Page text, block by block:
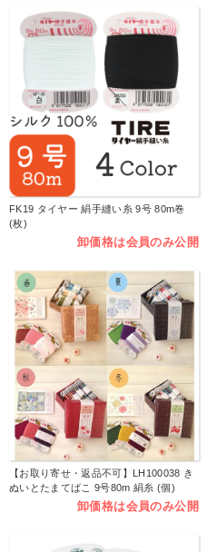
FK19 タイヤー 絹手縫い糸 9号 80m巻
(枚)
卸価格は会員のみ公開
【お取り寄せ・返品不可】LH100038 き
ぬいとたまてばこ 9号80m 絹糸 (個)
卸価格は会員のみ公開